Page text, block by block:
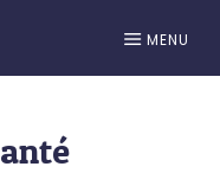
MENU